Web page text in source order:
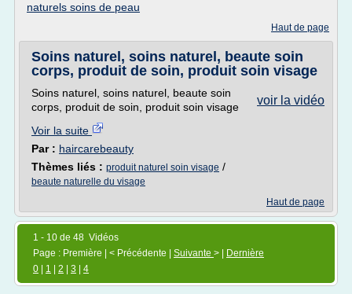
naturels soins de peau
Haut de page
Soins naturel, soins naturel, beaute soin
corps, produit de soin, produit soin visage
voir la vidéo
Soins naturel, soins naturel, beaute soin
corps, produit de soin, produit soin visage
Voir la suite
Par : haircarebeauty
Thèmes liés : produit naturel soin visage /
beaute naturelle du visage
Haut de page
1 - 10 de 48 Vidéos
Page : Première | < Précédente | Suivante > |
Dernière
0
1 2 3 4